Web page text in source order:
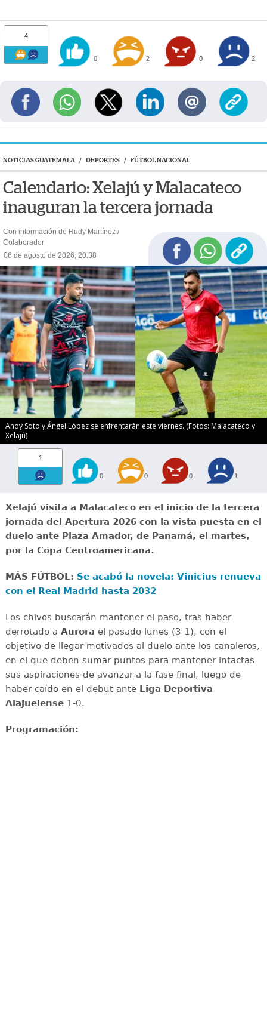
4
0 2 0 2
NOTICIAS GUATEMALA / DEPORTES / FÚTBOL NACIONAL
Calendario: Xelajú y Malacateco
inauguran la tercera jornada
Con información de Rudy Martínez /
Colaborador
06 de agosto de 2026, 20:38
Andy Soto y Ángel López se enfrentarán este viernes. (Fotos: Malacateco y
Xelajú)
1
0 0 0 1
Xelajú visita a Malacateco en el inicio de la tercera
jornada del Apertura 2026 con la vista puesta en el
duelo ante Plaza Amador, de Panamá, el martes,
por la Copa Centroamericana.
MÁS FÚTBOL: Se acabó la novela: Vinicius renueva
con el Real Madrid hasta 2032
Los chivos buscarán mantener el paso, tras haber
derrotado a Aurora el pasado lunes (3-1), con el
objetivo de llegar motivados al duelo ante los canaleros,
en el que deben sumar puntos para mantener intactas
sus aspiraciones de avanzar a la fase final, luego de
haber caído en el debut ante Liga Deportiva
Alajuelense1-0.
Programación: